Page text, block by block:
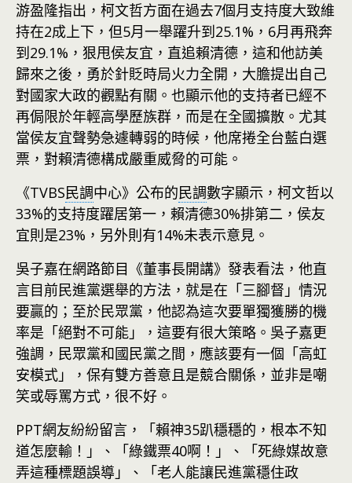
游盈隆指出，柯文哲方面在過去7個月支持度大致維
持在2成上下，但5月一舉躍升到25.1%，6月再飛奔
到29.1%，狠甩侯友宜，直追賴清德，這和他訪美
歸來之後，勇於針貶時局火力全開，大膽提出自己
對國家大政的觀點有關。也顯示他的支持者已經不
再侷限於年輕高學歷族群，而是在全國擴散。尤其
當侯友宜聲勢急遽轉弱的時候，他席捲全台藍白選
票，對賴清德構成嚴重威脅的可能。
《TVBS民調中心》公布的民調數字顯示，柯文哲以
33%的支持度躍居第一，賴清德30%排第二，侯友
宜則是23%，另外則有14%未表示意見。
吳子嘉在網路節目《董事長開講》發表看法，他直
言目前民進黨選舉的方法，就是在「三腳督」情況
要贏的；至於民眾黨，他認為這次要單獨獲勝的機
率是「絕對不可能」，這要有很大策略。吳子嘉更
強調，民眾黨和國民黨之間，應該要有一個「高虹
安模式」，保有雙方善意且是競合關係，並非是嘲
笑或辱罵方式，很不好。
PPT網友紛紛留言，「賴神35趴穩穩的，根本不知
道怎麼輸！」、「綠鐵票40啊！」、「死綠媒故意
弄這種標題誤導」、「老人能讓民進黨穩住政